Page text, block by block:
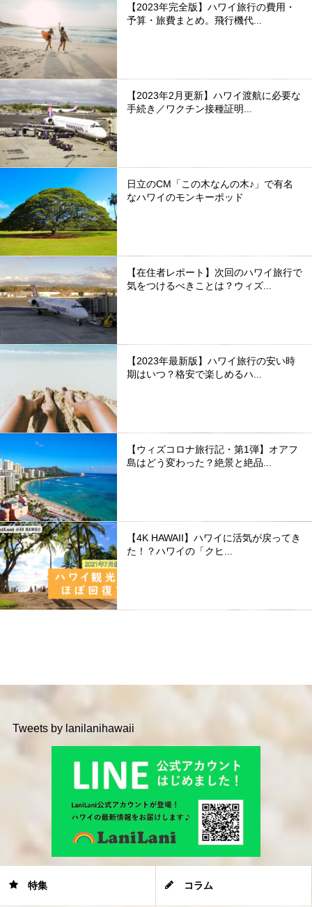
【2023年完全版】ハワイ旅行の費用・
予算・旅費まとめ。飛行機代...
【2023年2月更新】ハワイ渡航に必要な
手続き／ワクチン接種証明...
日立のCM「この木なんの木♪」で有名
なハワイのモンキーポッド
【在住者レポート】次回のハワイ旅行で
気をつけるべきことは？ウィズ...
【2023年最新版】ハワイ旅行の安い時
期はいつ？格安で楽しめるハ...
【ウィズコロナ旅行記・第1弾】オアフ
島はどう変わった？絶景と絶品...
【4K HAWAII】ハワイに活気が戻ってき
た！？ハワイの「クヒ...
Tweets by lanilanihawaii
特集 コラム